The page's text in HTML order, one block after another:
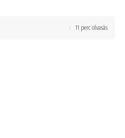
11 perc olvasás